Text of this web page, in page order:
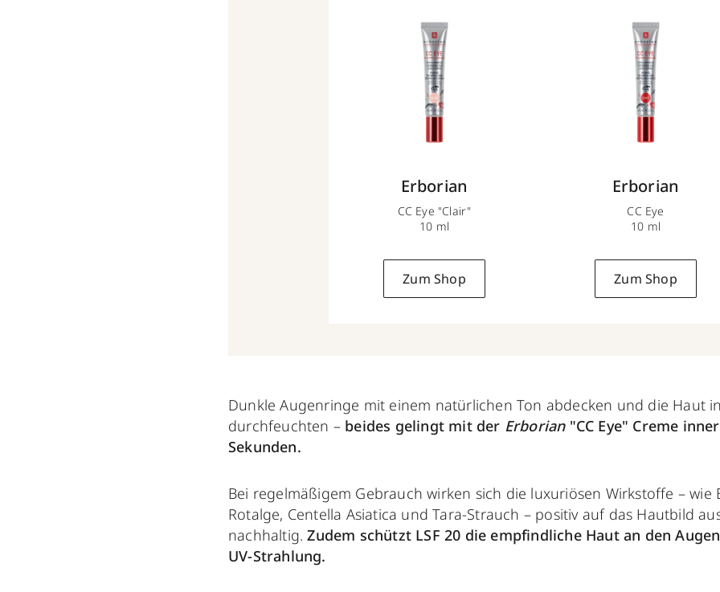
Erborian
CC Eye "Clair"
10 ml
Zum Shop
Erborian
CC Eye
10 ml
Zum Shop
Dunkle Augenringe mit einem natürlichen Ton abdecken und die Haut
durchfeuchten – beides gelingt mit der Erborian"CC Eye" Creme
Sekunden.
Bei regelmäßigem Gebrauch wirken sich die luxuriösen Wirkstoffe – wie
Rotalge, Centella Asiatica und Tara-Strauch – positiv auf das Hautbild
nachhaltig.Zudem schützt LSF 20 die empfindliche Haut an den
UV-Strahlung.